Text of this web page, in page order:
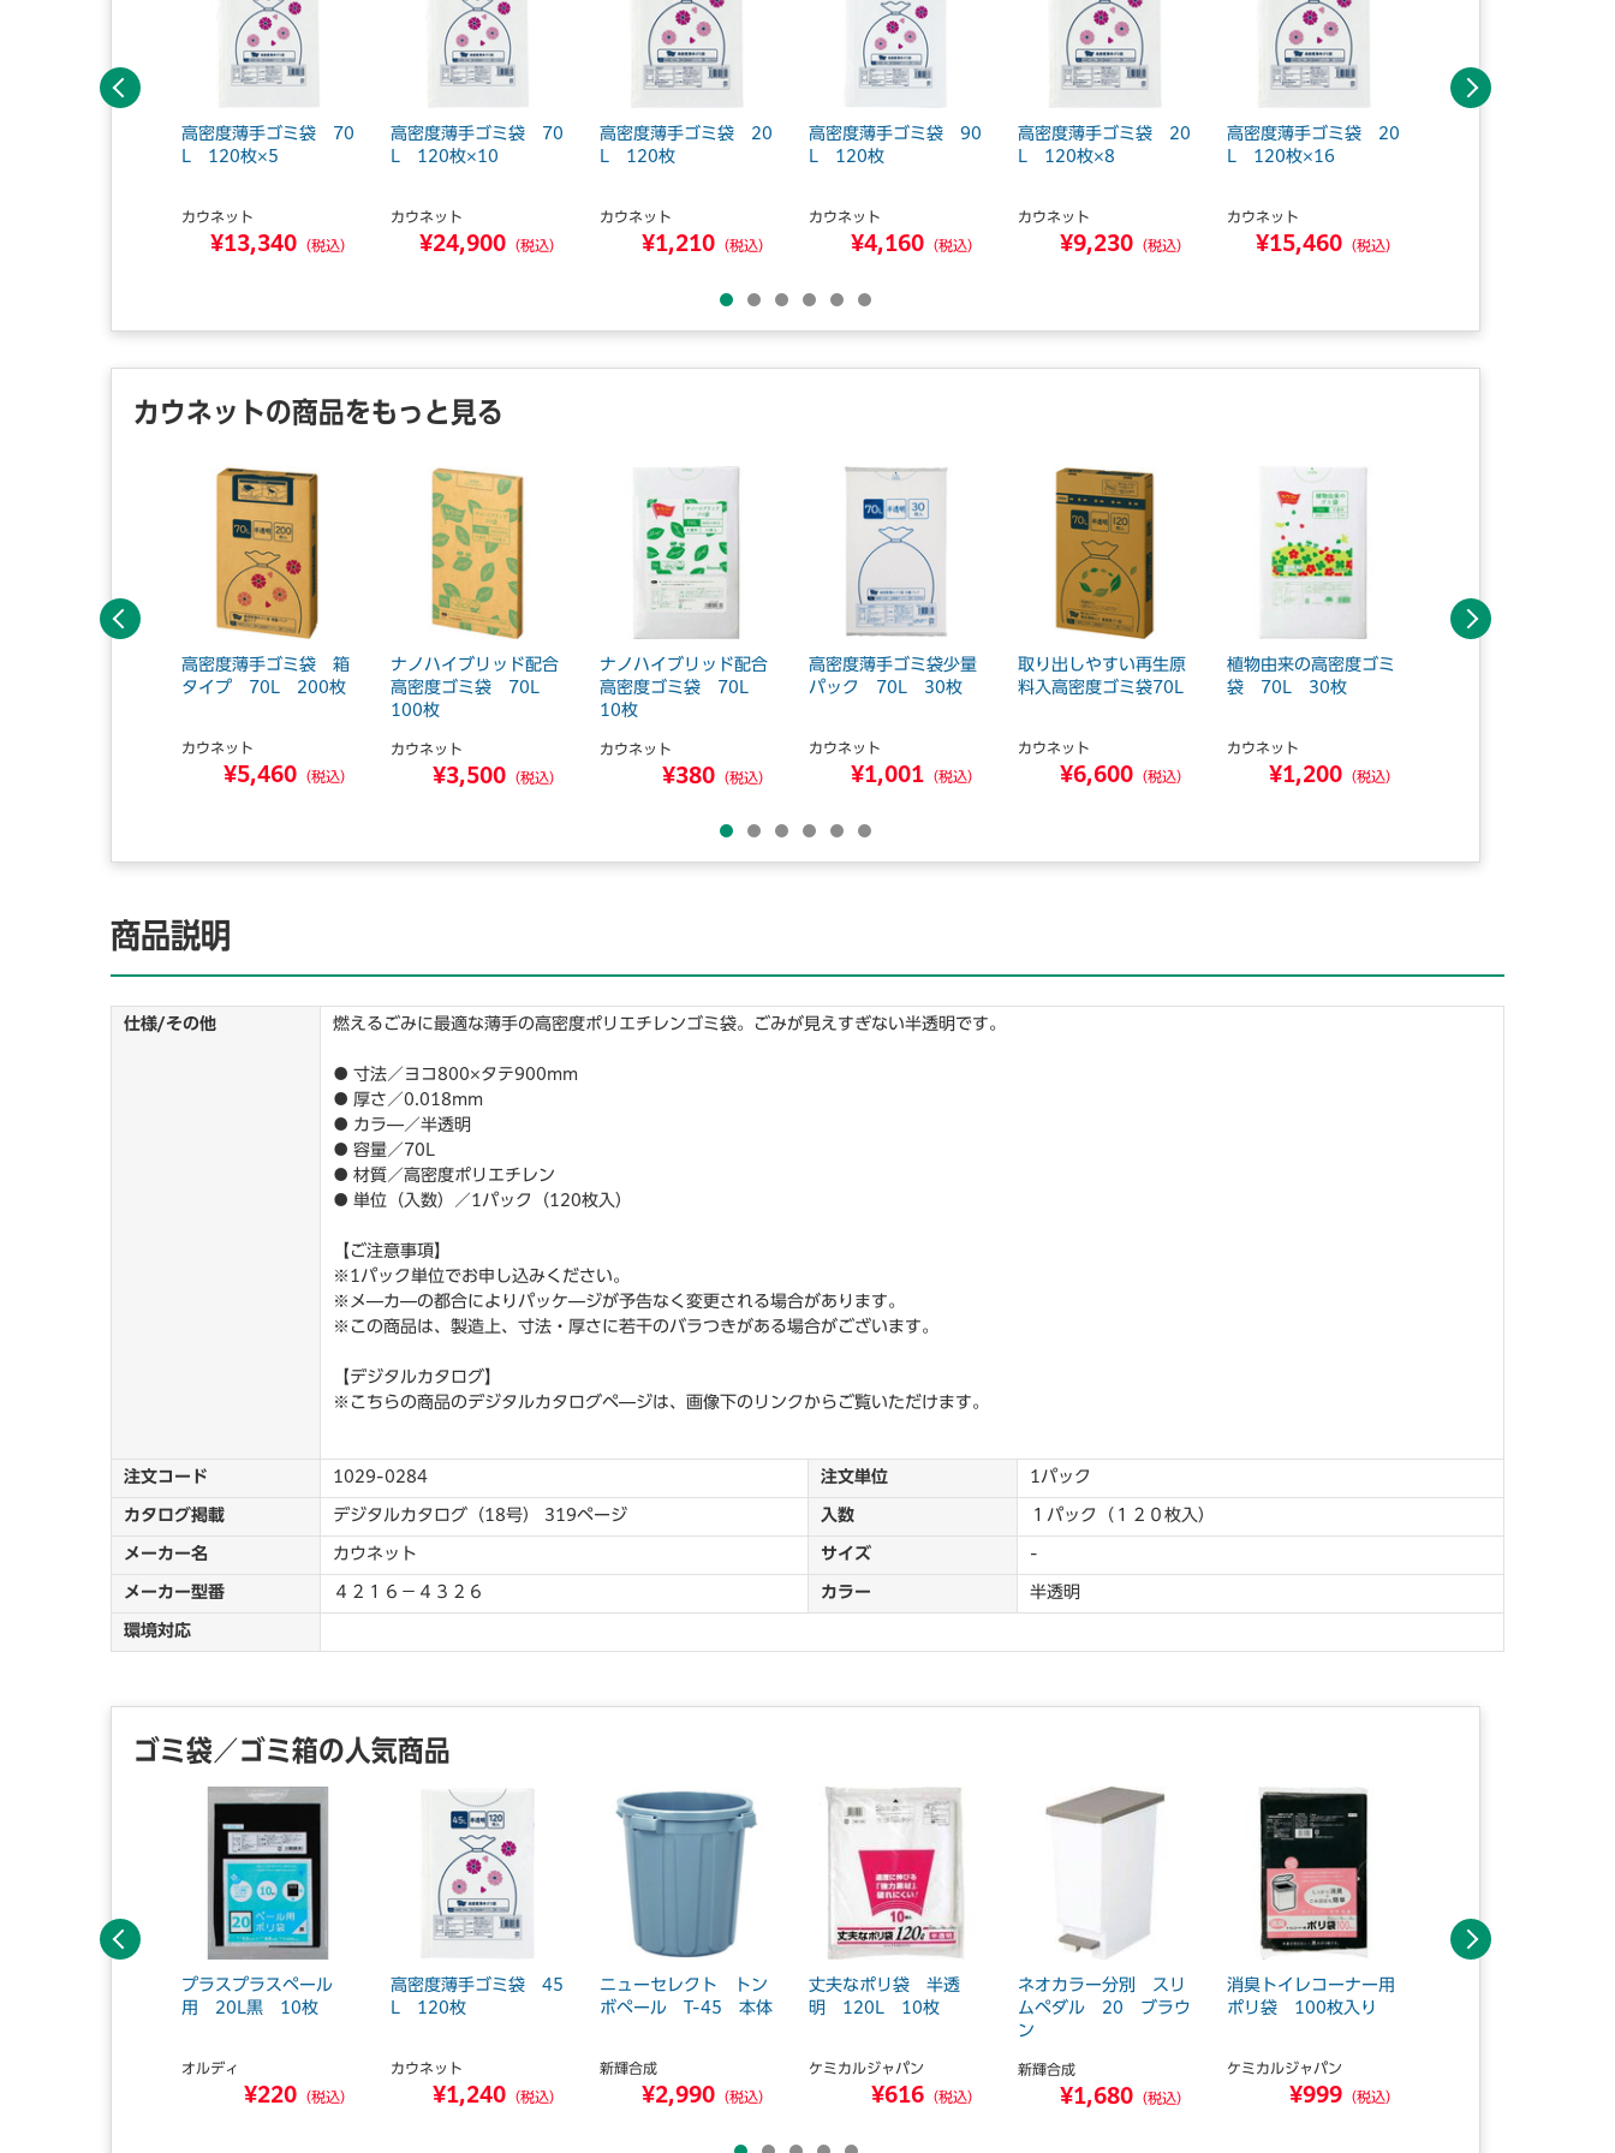
高密度薄手ゴミ袋 70
L 120枚×5
カウネット
¥13,340 （税込）
高密度薄手ゴミ袋 70
L 120枚×10
カウネット
¥24,900 （税込）
高密度薄手ゴミ袋 20
L 120枚
カウネット
¥1,210 （税込）
高密度薄手ゴミ袋 90
L 120枚
カウネット
¥4,160 （税込）
高密度薄手ゴミ袋 20
L 120枚×8
カウネット
¥9,230 （税込）
高密度薄手ゴミ袋 20
L 120枚×16
カウネット
¥15,460 （税込）
前へ 次へ
カウネットの商品をもっと見る
高密度薄手ゴミ袋 箱
タイプ 70L 200枚
カウネット
¥5,460 （税込）
ナノハイブリッド配合
高密度ゴミ袋 70L
100枚
カウネット
¥3,500 （税込）
ナノハイブリッド配合
高密度ゴミ袋 70L
10枚
カウネット
¥380 （税込）
高密度薄手ゴミ袋少量
パック 70L 30枚
カウネット
¥1,001 （税込）
取り出しやすい再生原
料入高密度ゴミ袋70L
カウネット
¥6,600 （税込）
植物由来の高密度ゴミ
袋 70L 30枚
カウネット
¥1,200 （税込）
前へ 次へ
商品説明
仕様/その他 燃えるごみに最適な薄手の高密度ポリエチレンゴミ袋。ごみが見えすぎない半透明です。
● 寸法／ヨコ800×タテ900mm
● 厚さ／0.018mm
● カラ―／半透明
● 容量／70L
● 材質／高密度ポリエチレン
● 単位（入数）／1パック（120枚入）
【ご注意事項】
※1パック単位でお申し込みください。
※メ―カ―の都合によりパッケ―ジが予告なく変更される場合があります。
※この商品は、製造上、寸法・厚さに若干のバラつきがある場合がございます。
【デジタルカタログ】
※こちらの商品のデジタルカタログペ―ジは、画像下のリンクからご覧いただけます。
注文コード 1029-0284 注文単位 1パック
カタログ掲載 デジタルカタログ（18号） 319ページ 入数 １パック（１２０枚入）
メーカー名 カウネット サイズ -
メーカー型番 ４２１６－４３２６ カラー 半透明
環境対応
ゴミ袋／ゴミ箱の人気商品
プラスプラスペール
用 20L黒 10枚
オルディ
¥220 （税込）
高密度薄手ゴミ袋 45
L 120枚
カウネット
¥1,240 （税込）
ニューセレクト トン
ボペール T-45 本体
新輝合成
¥2,990 （税込）
丈夫なポリ袋 半透
明 120L 10枚
ケミカルジャパン
¥616 （税込）
ネオカラー分別 スリ
ムペダル 20 ブラウ
ン
新輝合成
¥1,680 （税込）
消臭トイレコーナー用
ポリ袋 100枚入り
ケミカルジャパン
¥999 （税込）
前へ 次へ